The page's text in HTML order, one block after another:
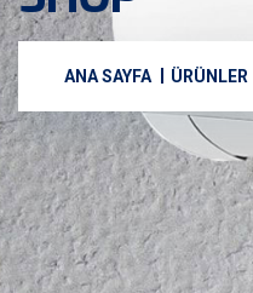
ANA SAYFA ÜRÜNLER